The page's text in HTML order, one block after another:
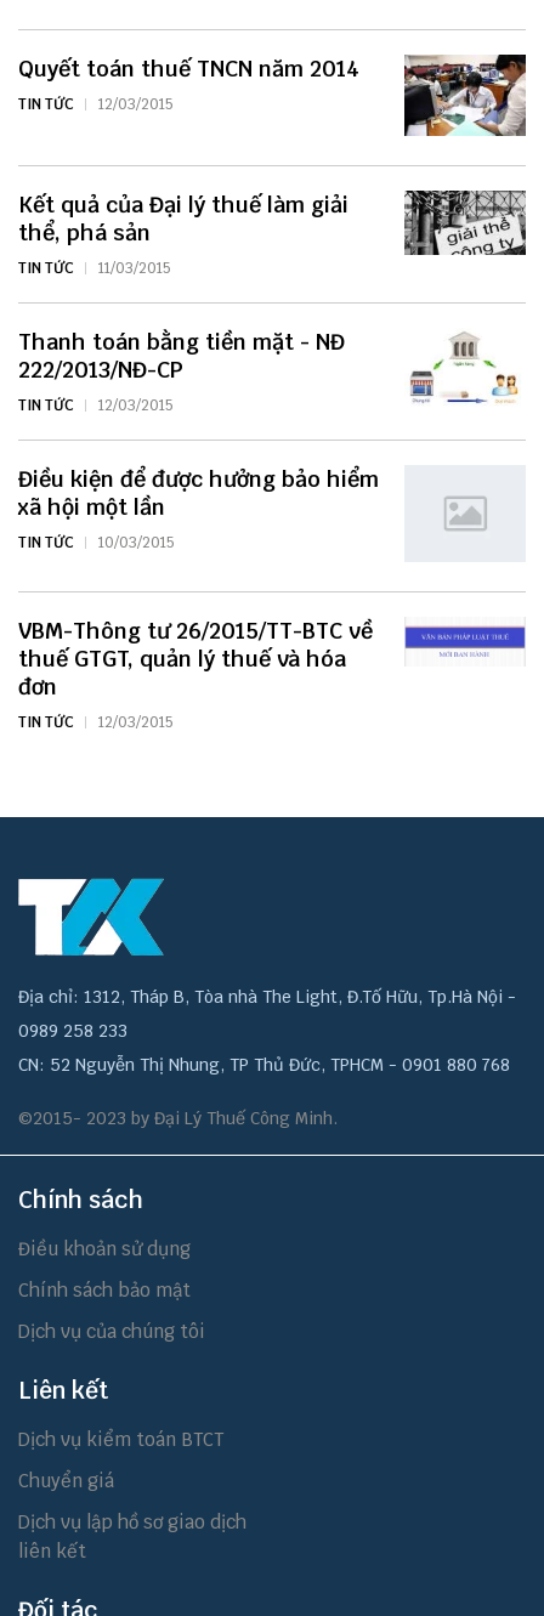
Quyết toán thuế TNCN năm 2014
TIN TỨC 12/03/2015
Kết quả của Đại lý thuế làm giải
thể, phá sản
TIN TỨC 11/03/2015
Thanh toán bằng tiền mặt - NĐ
222/2013/NĐ-CP
TIN TỨC 12/03/2015
Điều kiện để được hưởng bảo hiểm
xã hội một lần
TIN TỨC 10/03/2015
VBM-Thông tư 26/2015/TT-BTC về
thuế GTGT, quản lý thuế và hóa
đơn
TIN TỨC 12/03/2015
Địa chỉ: 1312, Tháp B, Tòa nhà The Light, Đ.Tố Hữu, Tp.Hà Nội -
0989 258 233
CN: 52 Nguyễn Thị Nhung, TP Thủ Đức, TPHCM - 0901 880 768
©2015- 2023 by Đại Lý Thuế Công Minh.
Chính sách
Điều khoản sử dụng
Chính sách bảo mật
Dịch vụ của chúng tôi
Liên kết
Dịch vụ kiểm toán BTCT
Chuyển giá
Dịch vụ lập hồ sơ giao dịch
liên kết